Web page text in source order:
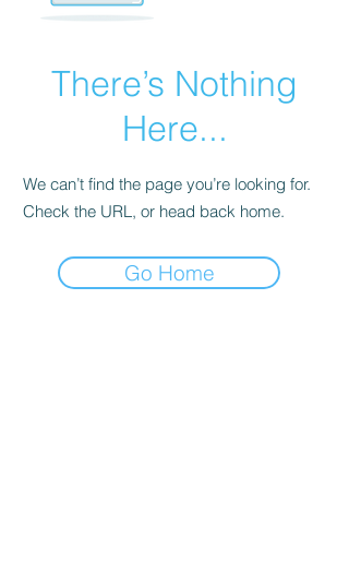
There’s Nothing
Here...
We can’t find the page you’re looking for.
Check the URL, or head back home.
Go Home